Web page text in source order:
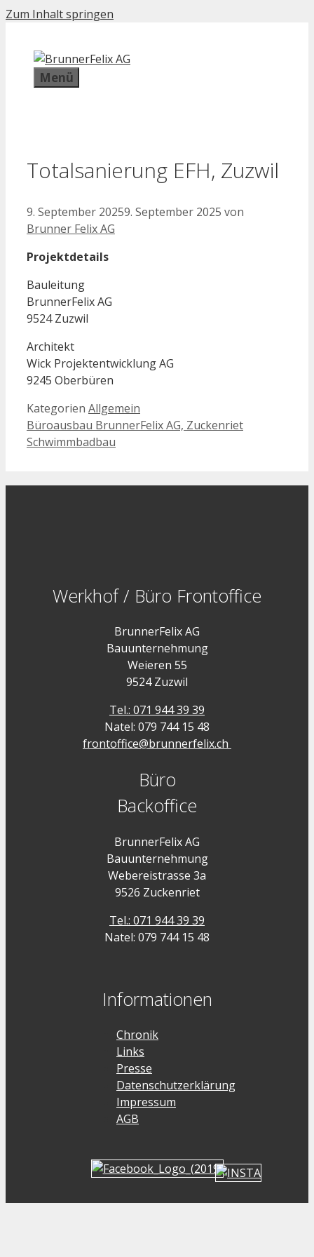
Zum Inhalt springen
Menü
Totalsanierung EFH, Zuzwil
9. September 20259. September 2025 von
Brunner Felix AG
Projektdetails
Bauleitung
BrunnerFelix AG
9524 Zuzwil
Architekt
Wick Projektentwicklung AG
9245 Oberbüren
Kategorien Allgemein
Büroausbau BrunnerFelix AG, Zuckenriet
Schwimmbadbau
Werkhof / Büro Frontoffice
BrunnerFelix AG
Bauunternehmung
Weieren 55
9524 Zuzwil
Tel.: 071 944 39 39
Natel: 079 744 15 48
frontoffice@brunnerfelix.ch
Büro
Backoffice
BrunnerFelix AG
Bauunternehmung
Webereistrasse 3a
9526 Zuckenriet
Tel.: 071 944 39 39
Natel: 079 744 15 48
Informationen
Chronik
Links
Presse
Datenschutzerklärung
Impressum
AGB